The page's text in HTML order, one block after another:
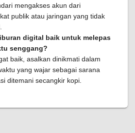
mengakses akun dari
publik atau jaringan yang tidak
digital baik untuk melepas
senggang?
baik, asalkan dinikmati dalam
yang wajar sebagai sarana
ditemani secangkir kopi.